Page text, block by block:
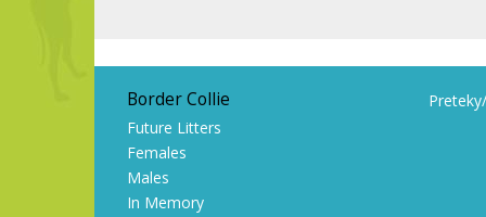
Border Collie
Future Litters
Females
Males
In Memory